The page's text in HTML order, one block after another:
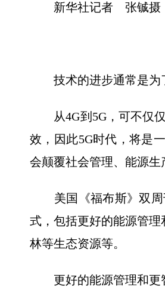
新华社记者 张铖摄
技术的进步通常是为
从4G到5G，可不仅仅
效，因此5G时代，将是
会颠覆社会管理、能源生
美国《福布斯》双周
式，包括更好的能源管
林等生态资源等。
更好的能源管理和更